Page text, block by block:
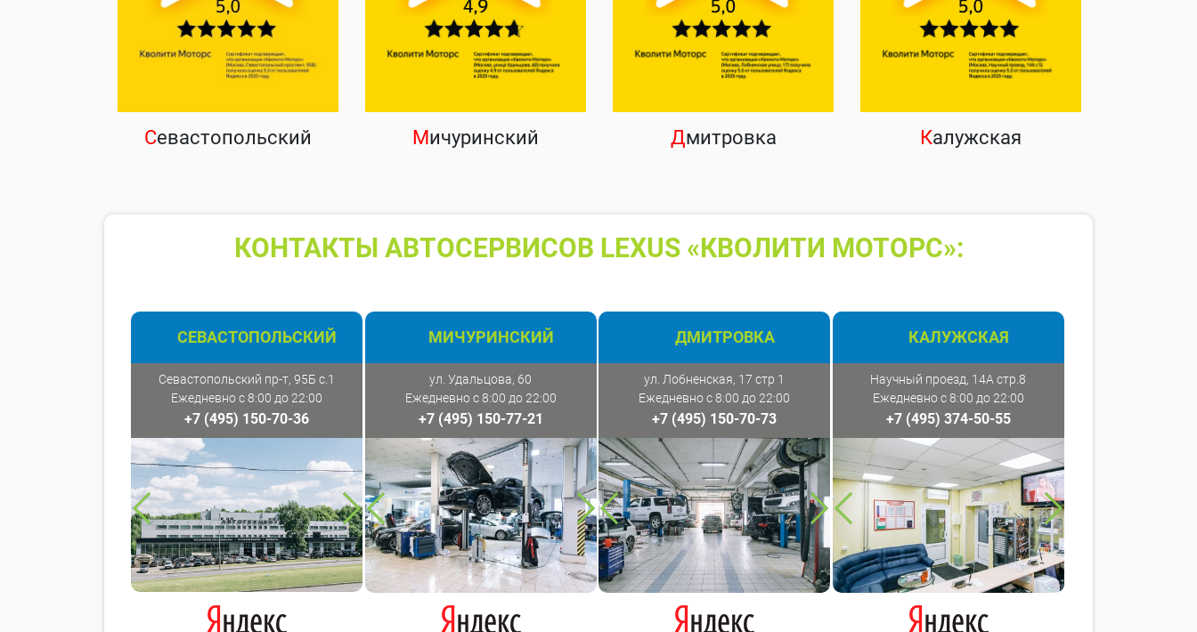
Севастопольский Мичуринский Дмитровка Калужская
КОНТАКТЫ АВТОСЕРВИСОВ LEXUS «КВОЛИТИ МОТОРС»:
СЕВАСТОПОЛЬСКИЙ
Севастопольский пр-т, 95Б с.1
Ежедневно с 8:00 до 22:00
+7 (495) 150-70-36
МИЧУРИНСКИЙ
ул. Удальцова, 60
Ежедневно с 8:00 до 22:00
+7 (495) 150-77-21
ДМИТРОВКА
ул. Лобненская, 17 стр 1
Ежедневно с 8:00 до 22:00
+7 (495) 150-70-73
КАЛУЖСКАЯ
Научный проезд, 14А стр.8
Ежедневно с 8:00 до 22:00
+7 (495) 374-50-55